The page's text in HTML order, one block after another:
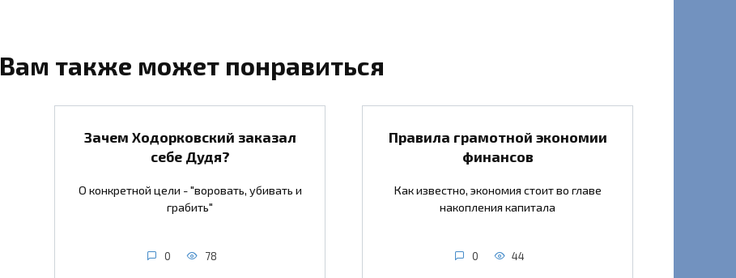
Вам также может понравиться
Зачем Ходорковский заказал
себе Дудя?
О конкретной цели - "воровать, убивать и
грабить"
0 78
Правила грамотной экономии
финансов
Как известно, экономия стоит во главе
накопления капитала
0 44